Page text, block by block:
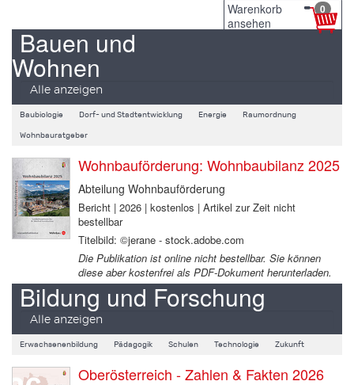
Warenkorb
ansehen
0
Bauen und
Wohnen
Alle anzeigen
Baubiologie Dorf- und Stadtentwicklung Energie Raumordnung
Wohnbauratgeber
Wohnbauförderung: Wohnbaubilanz 2025
Abteilung Wohnbauförderung
Bericht | 2026 | kostenlos | Artikel zur Zeit nicht
bestellbar
Titelbild: ©jerane - stock.adobe.com
Die Publikation ist online nicht bestellbar. Sie können
diese aber kostenfrei als PDF-Dokument herunterladen.
Bildung und Forschung
Alle anzeigen
Erwachsenenbildung Pädagogik Schulen Technologie Zukunft
Oberösterreich - Zahlen & Fakten 2026